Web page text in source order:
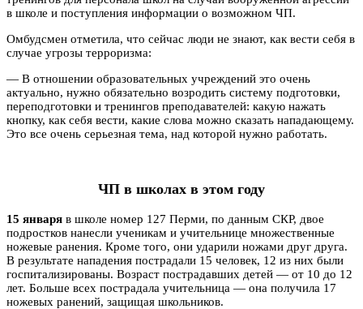
в школе и поступления информации о возможном ЧП.
Омбудсмен отметила, что сейчас люди не знают, как вести себя в
случае угрозы терроризма:
— В отношении образовательных учреждений это очень
актуально, нужно обязательно возродить систему подготовки,
переподготовки и тренингов преподавателей: какую нажать
кнопку, как себя вести, какие слова можно сказать нападающему.
Это все очень серьезная тема, над которой нужно работать.
ЧП в школах в этом году
15 января в школе номер 127 Перми, по данным СКР, двое
подростков нанесли ученикам и учительнице множественные
ножевые ранения. Кроме того, они ударили ножами друг друга.
В результате нападения пострадали 15 человек, 12 из них были
госпитализированы. Возраст пострадавших детей — от 10 до 12
лет. Больше всех пострадала учительница — она получила 17
ножевых ранений, защищая школьников.